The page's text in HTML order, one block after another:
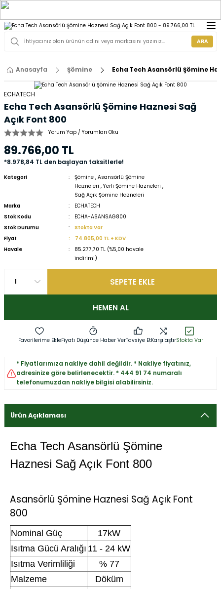
ARA
Anasayfa Şömine Echa Tech Asansörlü Şömine
ECHATECH
Echa Tech Asansörlü Şömine Haznesi Sağ
Açık Font 800
Yorum Yap / Yorumları Oku
89.766,00 TL
*8.978,84 TL den başlayan taksitlerle!
Kategori Şömine ,Asansörlü Şömine
Hazneleri ,Yerli Şömine Hazneleri ,
Sağ Açık Şömine Hazneleri
Marka
ECHATECH
Stok Kodu
ECHA-ASANSAG800
Stok Durumu
Stokta Var
Fiyat
74.805,00 TL + KDV
Havale
85.277,70 TL (%5,00 havale
indirimi)
SEPETE EKLE
HEMEN AL
Fiyatı Düşünce Haber VerTavsiye EtKarşılaştırStokta Var
* Fiyatlarımıza nakliye dahil değildir. * Nakliye fiyatınız,
adresinize göre belirlenecektir. * 444 91 74 numaralı
telefonumuzdan nakliye bilgisi alabilirsiniz.
Ürün Açıklaması
Echa Tech Asansörlü Şömine
Haznesi Sağ Açık Font 800
Asansörlü Şömine Haznesi Sağ Açık Font
800
Nominal Güç
17kW
Isıtma Gücü Aralığı 11 - 24 kW
Isıtma Verimliliği
% 77
Malzeme
Döküm